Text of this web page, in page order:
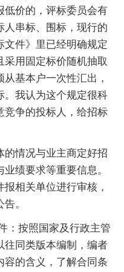
低价的，评标委员会有
人串标、围标，现行的
文件》里已经明确规定
用固定标价随机抽取
基本户一次性汇出，
。我认为这个规定很科
竞争的投标人，给招标
情况与业主商定好招
绩要求等重要信息。
相关单位进行审核，
。
按照国家及行政主管
往同类版本编制，编者
容的含义，了解合同条